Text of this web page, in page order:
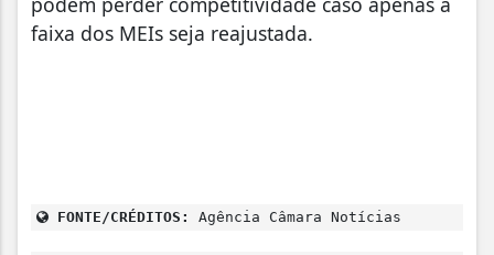
faixa dos MEIs seja reajustada.
FONTE/CRÉDITOS: Agência Câmara Notícias